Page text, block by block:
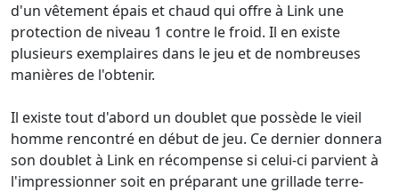
d'un vêtement épais et chaud qui offre à Link une
protection de niveau 1 contre le froid. Il en existe
plusieurs exemplaires dans le jeu et de nombreuses
manières de l'obtenir.
Il existe tout d'abord un doublet que possède le vieil
homme rencontré en début de jeu. Ce dernier donnera
son doublet à Link en récompense si celui-ci parvient à
l'impressionner soit en préparant une grillade terre-